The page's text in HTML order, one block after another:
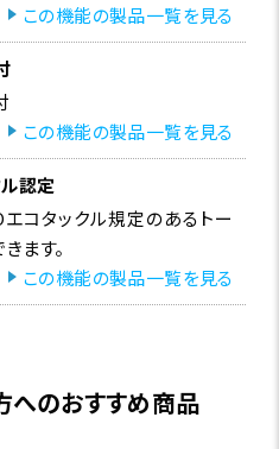
この機能の製品一覧を見る
この機能の製品一覧を見る
認定
コタックル規定のあるトー
ます。
この機能の製品一覧を見る
へのおすすめ商品